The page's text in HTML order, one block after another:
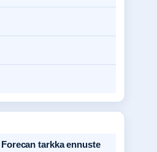
tarkka ennuste